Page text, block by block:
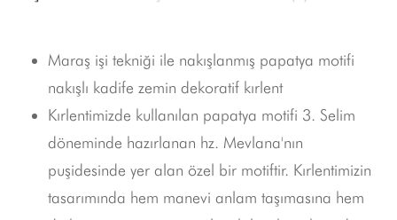
Maraş işi tekniği ile nakışlanmış papatya motifi
nakışlı kadife zemin dekoratif kırlent
Kırlentimizde kullanılan papatya motifi 3. Selim
döneminde hazırlanan hz. Mevlana'nın
puşidesinde yer alan özel bir motiftir. Kırlentimizin
tasarımında hem manevi anlam taşımasına hem